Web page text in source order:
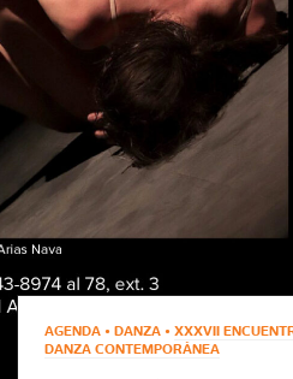
AGENDA • DANZA •XXXVII
DANZA CONTEMPORÁNEA